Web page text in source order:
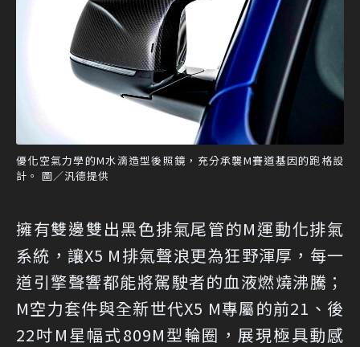
優化空氣力學的M水滴造型後照鏡，充分承襲M賽道基因的跑格設
計。 圖／汎德提供
擁有雙邊雙出黑色排氣尾管的M運動化排氣
系統，讓X5 M排氣聲浪更為狂野渾厚，每一
道引擎聲響都能將駕駛者的血液燃燒沸騰；
M空力套件與全新世代X5 M專屬的前21、後
22吋M星幅式809M型輪圈，展現極具動感